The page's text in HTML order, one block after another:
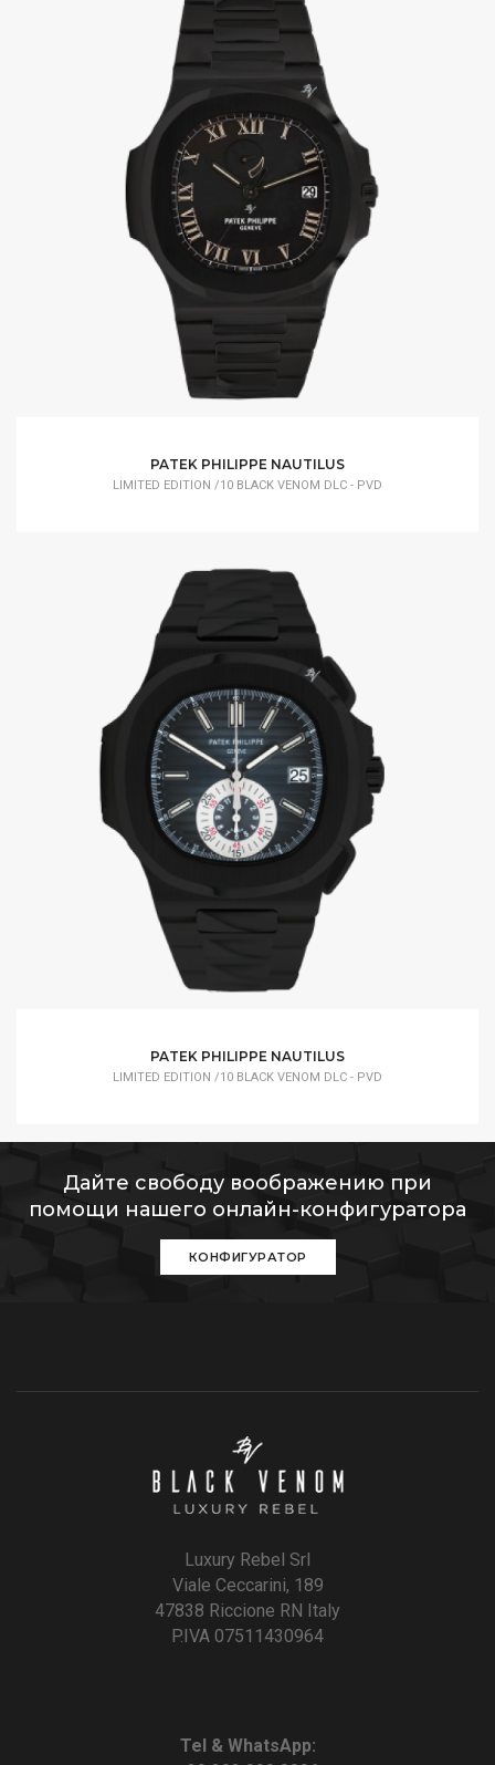
PATEK PHILIPPE NAUTILUS
LIMITED EDITION /10 BLACK VENOM DLC - PVD
PATEK PHILIPPE NAUTILUS
LIMITED EDITION /10 BLACK VENOM DLC - PVD
Дайте свободу воображению при
помощи нашего онлайн-конфигуратора
КОНФИГУРАТОР
Luxury Rebel Srl
Viale Ceccarini, 189
47838 Riccione RN Italy
P.IVA 07511430964
Tel & WhatsApp: